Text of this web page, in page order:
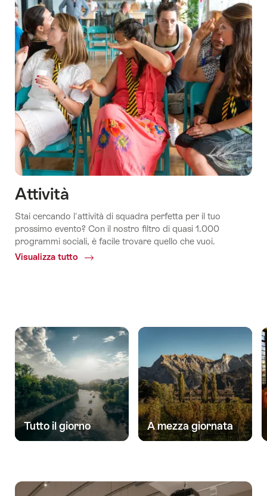
Attività
Stai cercando l'attività di squadra perfetta per il tuo
prossimo evento? Con il nostro filtro di quasi 1.000
programmi sociali, è facile trovare quello che vuoi.
Visualizza tutto
Common.Of
Tutto il giorno A mezza giornata